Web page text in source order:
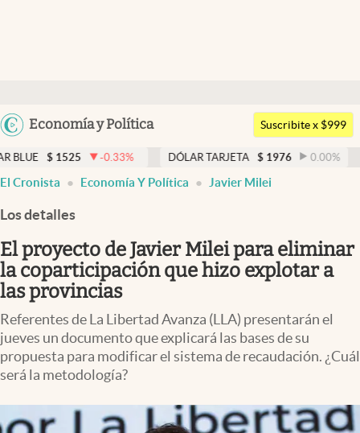
Argentina
Uruguay
Economía y Política
Members
Economía y Política
Finanzas y Mercados
Mercados Online
Negocios
Columnistas
Apertura
Infotechnology
Suscribite x $999
-0.33% DÓLAR TARJETA $ 1976 0.00% DÓLAR
El Cronista Economía Y Política Javier Milei
Los detalles
El proyecto de Javier Milei para eliminar
la coparticipación que hizo explotar a
las provincias
Referentes de La Libertad Avanza (LLA) presentarán el
jueves un documento que explicará las bases de su
propuesta para modificar el sistema de recaudación. ¿Cuál
será la metodología?